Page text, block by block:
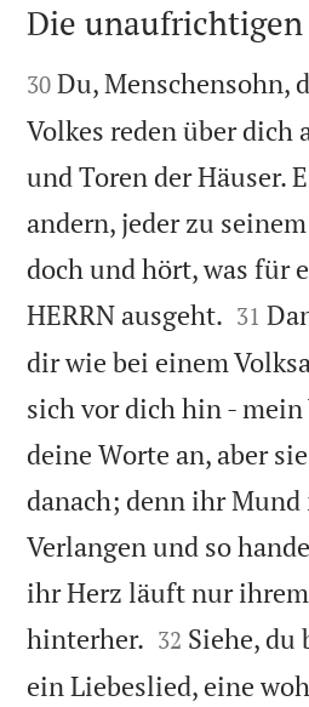

Die

30 Du, Menschensohn,
Volkes reden über dich
und Toren der Häuser.
andern, jeder zu
doch und hört, was für
HERRN ausgeht. 

31
dir wie bei einem
sich vor dich hin -
deine Worte an, aber
danach; denn ihr
Verlangen und so
ihr Herz läuft nur
hinterher. 

32 Siehe, du
ein Liebeslied, eine